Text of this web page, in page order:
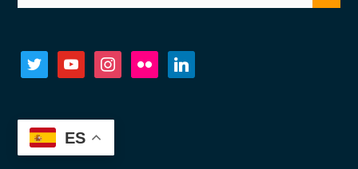
twitter youtube instagramflickr
ES